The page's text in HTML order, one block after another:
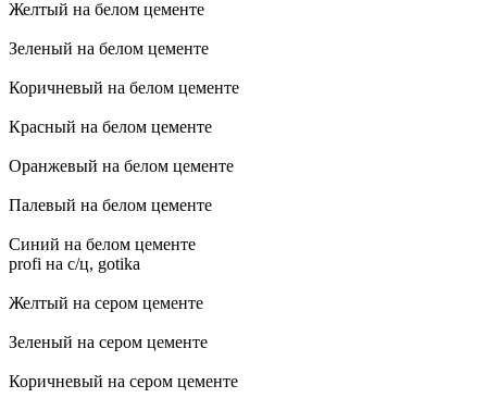
Желтый на белом цементе
Зеленый на белом цементе
Коричневый на белом цементе
Красный на белом цементе
Оранжевый на белом цементе
Палевый на белом цементе
Синий на белом цементе
profi на с/ц, gotika
Желтый на сером цементе
Зеленый на сером цементе
Коричневый на сером цементе